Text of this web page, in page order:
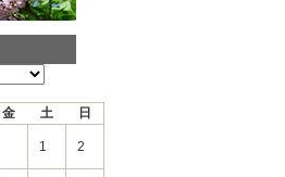
金 土 日
1 2